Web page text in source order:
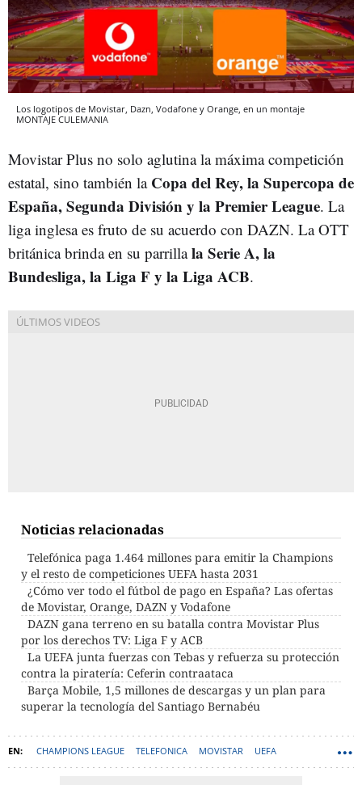
Los logotipos de Movistar, Dazn, Vodafone y Orange, en un montaje
MONTAJE CULEMANIA
Movistar Plus no solo aglutina la máxima competición
estatal, sino también la Copa del Rey, la Supercopa de
España, Segunda División y la Premier League. La
liga inglesa es fruto de su acuerdo con DAZN. La OTT
británica brinda en su parrillala Serie A, la
Bundesliga, la Liga F y la Liga ACB.
Noticias relacionadas
Telefónica paga 1.464 millones para emitir la Champions
y el resto de competiciones UEFA hasta 2031
¿Cómo ver todo el fútbol de pago en España? Las ofertas
de Movistar, Orange, DAZN y Vodafone
DAZN gana terreno en su batalla contra Movistar Plus
por los derechos TV: Liga F y ACB
La UEFA junta fuerzas con Tebas y refuerza su protección
contra la piratería: Ceferin contraataca
Barça Mobile, 1,5 millones de descargas y un plan para
superar la tecnología del Santiago Bernabéu
CHAMPIONS LEAGUE TELEFONICA MOVISTAR UEFA